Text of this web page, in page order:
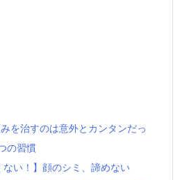
みを治すのは意外とカンタンだっ
の習慣
ない！】顔のシミ、諦めない